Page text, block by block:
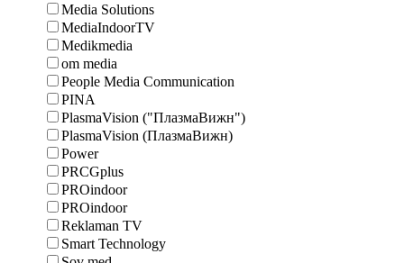
Media Solutions
MediaIndoorTV
Medikmedia
om media
People Media Communication
PINA
PlasmaVision ("ПлазмаВижн")
PlasmaVision (ПлазмаВижн)
Power
PRCGplus
PROindoor
PROindoor
Reklaman TV
Smart Technology